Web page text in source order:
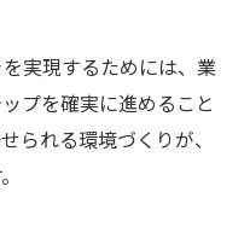
実現するためには、業
プを確実に進めること
られる環境づくりが、